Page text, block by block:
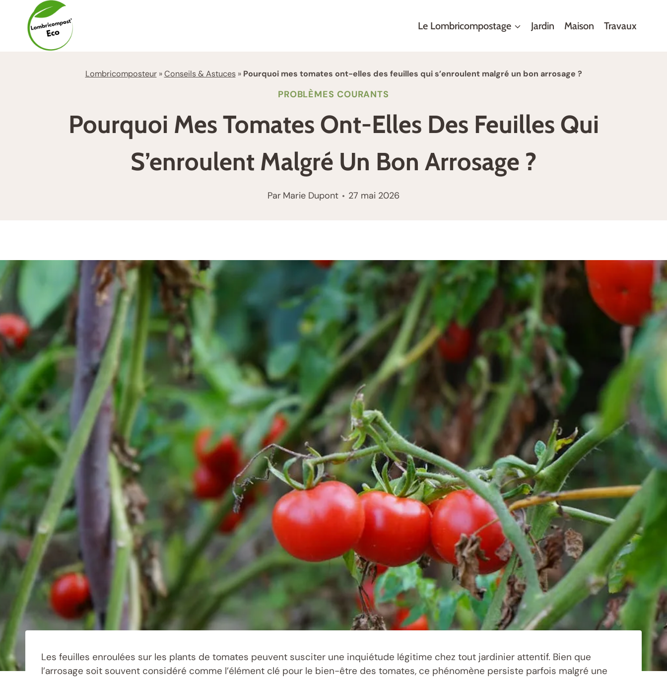
contenu
Le Lombricompostage Jardin Maison Travaux
Lombricomposteur»Conseils & Astuces» Pourquoi mes tomates ont-elles des feuilles qui s’enroulent malgré un bon arrosage ?
PROBLÈMES COURANTS
Pourquoi Mes Tomates Ont-Elles Des Feuilles Qui
S’enroulent Malgré Un Bon Arrosage ?
Par Marie Dupont 27 mai 2026
Les feuilles enroulées sur les plants de tomates peuvent susciter une inquiétude légitime chez tout jardinier attentif. Bien que
l’arrosage soit souvent considéré comme l’élément clé pour le bien-être des tomates, ce phénomène persiste parfois malgré une